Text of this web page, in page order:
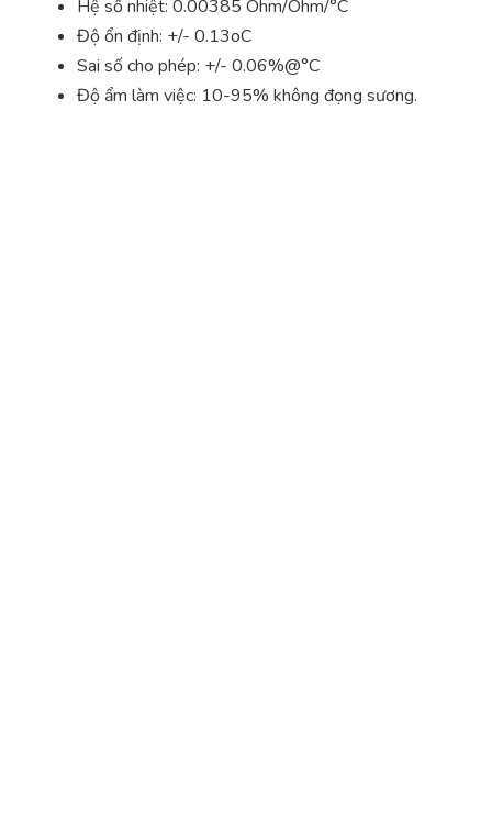
Hệ số nhiệt: 0.00385 Ohm/Ohm/°C
Độ ổn định: +/- 0.13oC
Sai số cho phép: +/- 0.06%@°C
Độ ẩm làm việc: 10-95% không đọng sương.